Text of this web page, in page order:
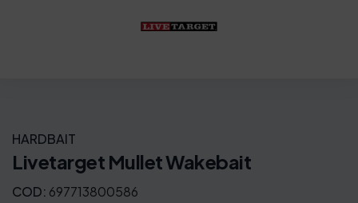
HARDBAIT
Livetarget Mullet Wakebait
COD: 697713800586